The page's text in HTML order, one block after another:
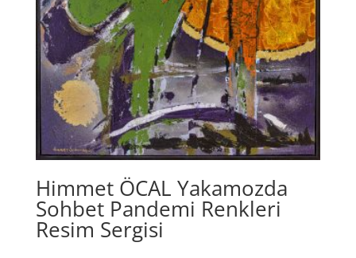
Himmet ÖCAL Yakamozda
Sohbet Pandemi Renkleri
Resim Sergisi